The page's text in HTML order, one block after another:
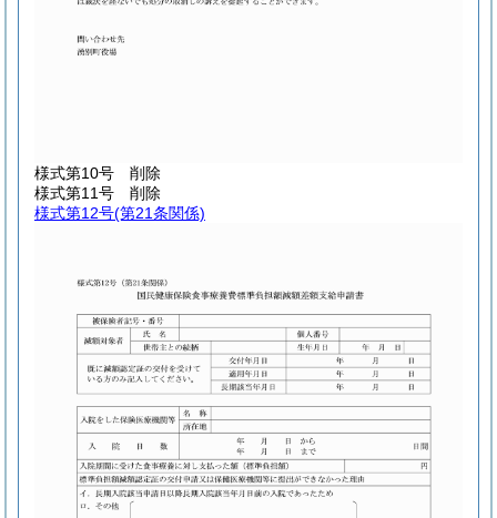
様式第10号 削除
様式第11号 削除
様式第12号(第21条関係)